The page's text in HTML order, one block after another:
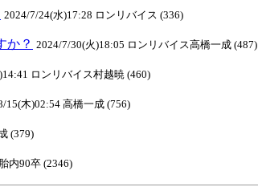
2024/7/24(水)17:28 ロンリバイス (336)
か？ 2024/7/30(火)18:05 ロンリバイス高橋一成 (487)
ロンリバイス村越暁 (460)
15(木)02:54 高橋一成 (756)
(379)
内90卒 (2346)